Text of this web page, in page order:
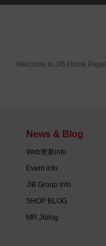
Welcome to JIB Home
News & Blog
Web更新info
Event info
JIB Group info
SHOP BLOG
MR.Jiblog